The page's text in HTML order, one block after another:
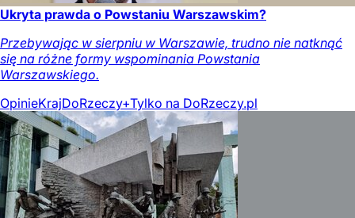
Ukryta prawda o Powstaniu Warszawskim?
Przebywając w sierpniu w Warszawie, trudno nie natknąć
się na różne formy wspominania Powstania
Warszawskiego.
OpinieKrajDoRzeczy+Tylko na DoRzeczy.pl